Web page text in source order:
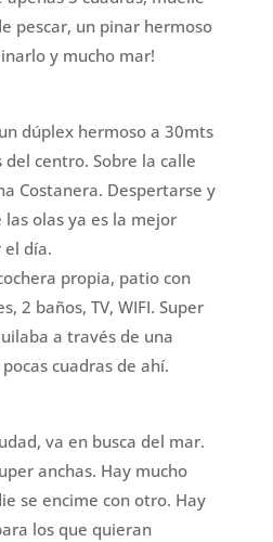
pescar, un pinar hermoso
y mucho mar!
dúplex hermoso a 30mts
centro. Sobre la calle
Costanera. Despertarse y
olas ya es la mejor
el día.
propia, patio con
2 baños, TV, WIFI. Super
a través de una
cuadras de ahí.
va en busca del mar.
anchas. Hay mucho
se encime con otro. Hay
los que quieran